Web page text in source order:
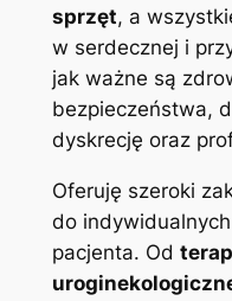
sprzęt, a
w serdecznej i
jak ważne są
bezpieczeństwa,
dyskrecję oraz
Oferuję szeroki
do
pacjenta. Od